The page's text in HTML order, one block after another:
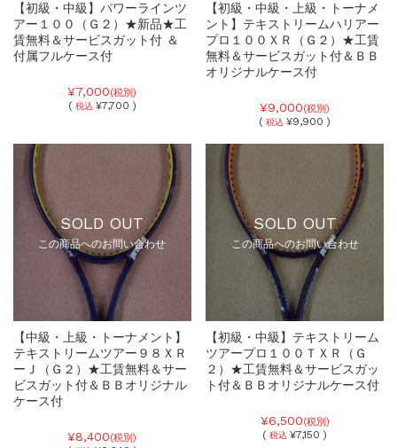
【初級・中級】パワーラインツ
アー１００（Ｇ２）★新品★工
賃無料＆サービスガット付 ＆
付属フルケース付
¥7,000(税別)
( 税込 ¥7,700 )
【初級・中級・上級・トーナメ
ント】テキストリームハリアー
プロ１００ＸＲ（Ｇ２）★工賃
無料＆サービスガット付＆ＢＢ
オリジナルケース付
¥9,000(税別)
(税込 ¥9,900 )
SOLD OUT
この商品へのお問い合わせ
【中級・上級・トーナメント】
テキストリームツアー９８ＸＲ
ーＪ（Ｇ２）★工賃無料＆サー
ビスガット付＆ＢＢオリジナル
ケース付
¥8,400(税別)
SOLD OUT
この商品へのお問い合わせ
【初級・中級】テキストリーム
ツアープロ１００ＴＸＲ（Ｇ
２）★工賃無料＆サービスガッ
ト付＆ＢＢオリジナルケース付
¥6,500(税別)
(税込 ¥7,150 )